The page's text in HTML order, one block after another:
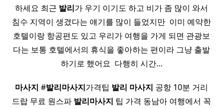
하세요 최근 발리가 우기 이기도 하고 비가 좀 많이 와서
침수 지역이 생겼다는 얘기를 많이 들었지만 ​ 이미 예약한
호텔이랑 항공편도 있고 우리가 여행을 가게 되면 관광보
다는 보통 호텔에서의 휴식을 좋아하는 편이라 그냥 출발
하기로 했어요 ​ 다행히 시간…
마사지 #발리마사지가격팁 발리 마사지 공항 10분 거리
드랍 무료 원스파 발리마사지 팁 가격 동남아 여행에서 꼭